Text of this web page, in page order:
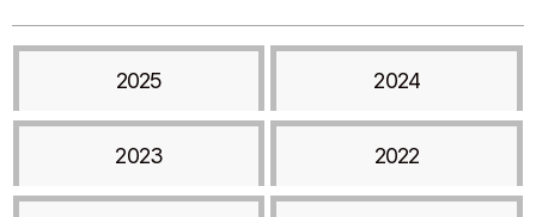
2025 2024
2023 2022